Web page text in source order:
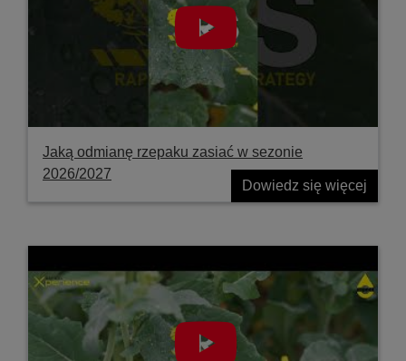
Jaką odmianę rzepaku zasiać w sezonie
2026/2027
Dowiedz się więcej